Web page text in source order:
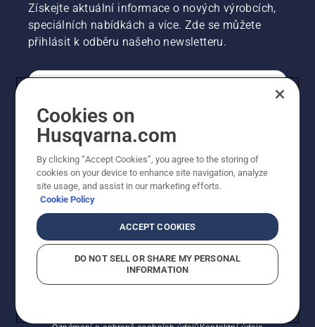
mazací
systém
funguje.
Získejte aktuální informace o nových výrobcích,
speciálních nabídkách a více. Zde se můžete
přihlásit k odběru našeho newsletteru.
PROFESIONÁLNÍ
Cookies on
Husqvarna.com
By clicking “Accept Cookies”, you agree to the storing of
cookies on your device to enhance site navigation, analyze
site usage, and assist in our marketing efforts.
Cookie Policy
ACCEPT COOKIES
DO NOT SELL OR SHARE MY PERSONAL
INFORMATION